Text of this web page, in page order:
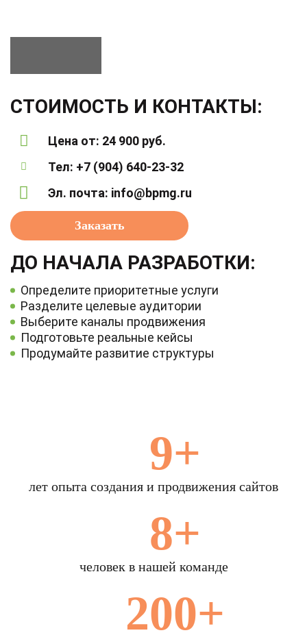
СТОИМОСТЬ И КОНТАКТЫ:
Цена от: 24 900 руб.
Тел: +7 (904) 640-23-32
Эл. почта: info@bpmg.ru
Заказать
ДО НАЧАЛА РАЗРАБОТКИ:
Определите приоритетные услуги
Разделите целевые аудитории
Выберите каналы продвижения
Подготовьте реальные кейсы
Продумайте развитие структуры
9+
лет опыта создания и продвижения сайтов
8+
человек в нашей команде
200+